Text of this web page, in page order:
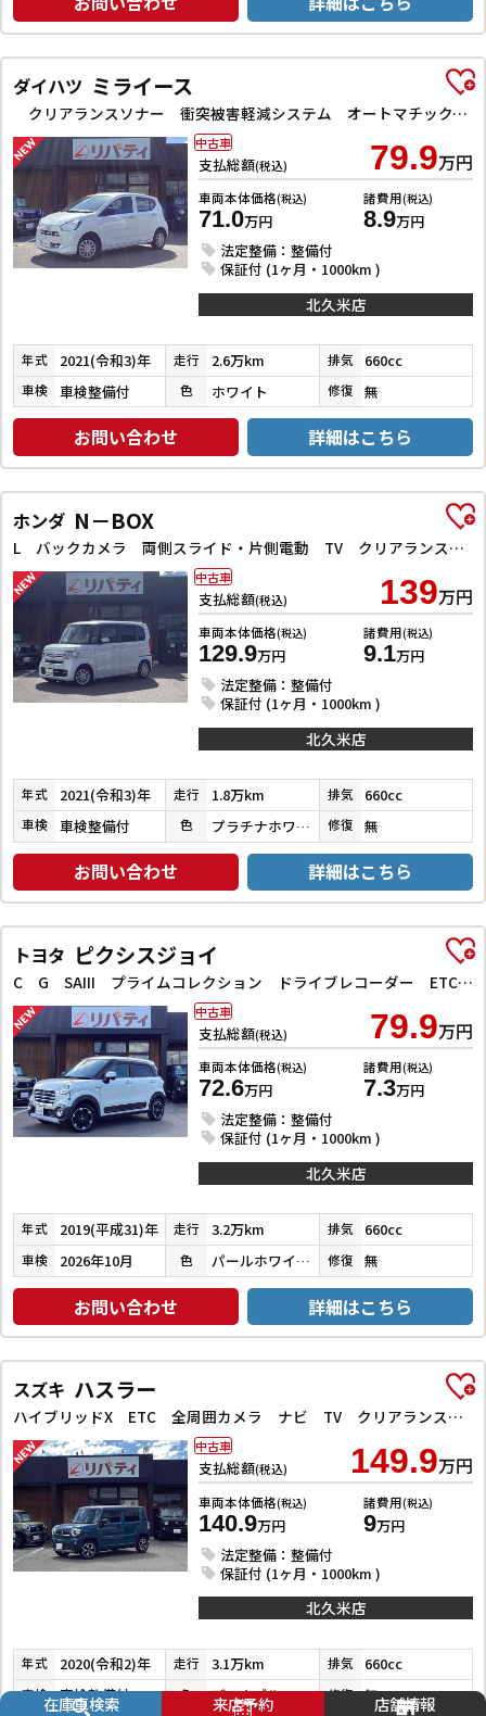
ダイハツ ミライース
クリアランスソナー 衝突被害軽減システム オートマチックハイビーム オートライト アイドリングストップ CVT ESC CD ミュージックプレイヤー接続可 エアコン パワーステアリング
支払総額(税込) 79.9万円
車両本体価格(税込)
71.0万円
諸費用(税込)
8.9万円
法定整備：整備付
保証付 (1ヶ月・1000km )
中古車
北久米店
年式 2021(令和3)年 走行 2.6万km 排気 660cc
車検 車検整備付 色 ホワイト 修復 無
お問い合わせ 詳細はこちら
ホンダ N－BOX
L バックカメラ 両側スライド・片側電動 TV クリアランスソナー オートクルーズコントロール レーンアシスト 衝突被害軽減システム オートライト スマートキー アイドリングストップ 電動格納ミラー
支払総額(税込) 139万円
車両本体価格(税込)
129.9万円
諸費用(税込)
9.1万円
法定整備：整備付
保証付 (1ヶ月・1000km )
中古車
北久米店
年式 2021(令和3)年 走行 1.8万km 排気 660cc
車検 車検整備付 色 プラチナホワイトパール 修復 無
お問い合わせ 詳細はこちら
トヨタ ピクシスジョイ
C G SAIII プライムコレクション ドライブレコーダー ETC バックカメラ ナビ TV クリアランスソナー 衝突被害軽減システム オートマチックハイビーム オートライト スマートキー アイドリングストップ 電動格納ミラー
支払総額(税込) 79.9万円
車両本体価格(税込)
72.6万円
諸費用(税込)
7.3万円
法定整備：整備付
保証付 (1ヶ月・1000km )
中古車
北久米店
年式 2019(平成31)年 走行 3.2万km 排気 660cc
車検 2026年10月 色 パールホワイトⅢ 修復 無
お問い合わせ 詳細はこちら
スズキ ハスラー
ハイブリッドX ETC 全周囲カメラ ナビ TV クリアランスソナー レーンアシスト 衝突被害軽減システム オートライト スマートキー アイドリングストップ 電動格納ミラー シートヒーター 後席モニター CVT
支払総額(税込) 149.9万円
車両本体価格(税込)
140.9万円
諸費用(税込)
9万円
法定整備：整備付
保証付 (1ヶ月・1000km )
中古車
北久米店
年式 2020(令和2)年 走行 3.1万km 排気 660cc
車検 車検整備付 色 デニムブルーメタリック／ミネラルグレーメタリック 修復 無
在庫車検索 来店予約 店舗情報